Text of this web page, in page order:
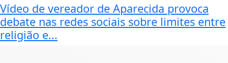
Vídeo de vereador de Aparecida provoca
debate nas redes sociais sobre limites entre
religião e...